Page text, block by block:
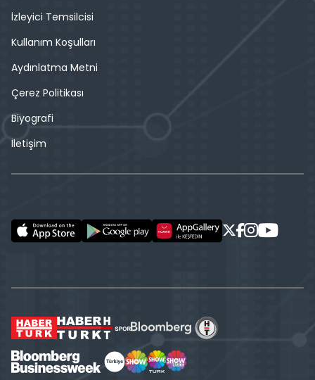
İzleyici Temsilcisi
Kullanım Koşulları
Aydınlatma Metni
Çerez Politikası
Biyografi
İletişim